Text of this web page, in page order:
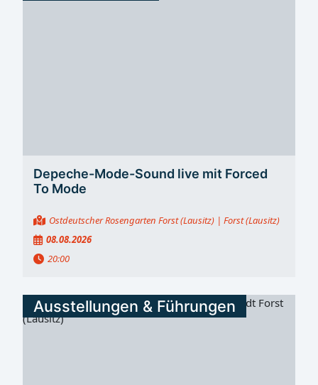
Depeche-Mode-Sound live mit Forced
To Mode
Ostdeutscher Rosengarten Forst (Lausitz) | Forst (Lausitz)
08.08.2026
20:00
Ausstellungen & Führungen